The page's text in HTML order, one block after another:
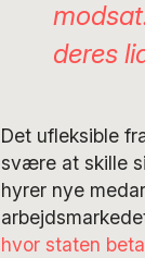
deres
Det ufleksible
svære at skille
hyrer nye
hvor staten